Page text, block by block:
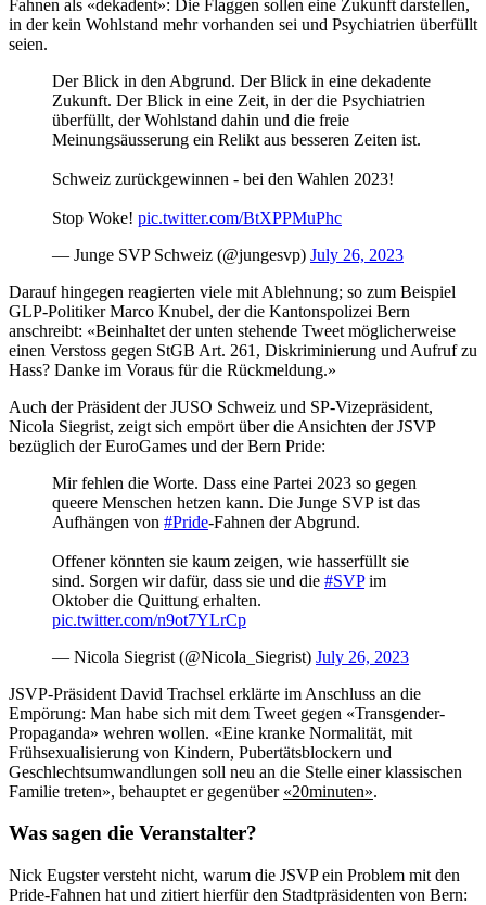
Fahnen als «dekadent»: Die Flaggen sollen eine Zukunft darstellen,
in der kein Wohlstand mehr vorhanden sei und Psychiatrien überfüllt
seien.
Der Blick in den Abgrund. Der Blick in eine dekadente
Zukunft. Der Blick in eine Zeit, in der die Psychiatrien
überfüllt, der Wohlstand dahin und die freie
Meinungsäusserung ein Relikt aus besseren Zeiten ist.
Schweiz zurückgewinnen - bei den Wahlen 2023!
Stop Woke! pic.twitter.com/BtXPPMuPhc
— Junge SVP Schweiz (@jungesvp) July 26, 2023
Darauf hingegen reagierten viele mit Ablehnung; so zum Beispiel
GLP-Politiker Marco Knubel, der die Kantonspolizei Bern
anschreibt: «Beinhaltet der unten stehende Tweet möglicherweise
einen Verstoss gegen StGB Art. 261, Diskriminierung und Aufruf zu
Hass? Danke im Voraus für die Rückmeldung.»
Auch der Präsident der JUSO Schweiz und SP-Vizepräsident,
Nicola Siegrist, zeigt sich empört über die Ansichten der JSVP
bezüglich der EuroGames und der Bern Pride:
Mir fehlen die Worte. Dass eine Partei 2023 so gegen
queere Menschen hetzen kann. Die Junge SVP ist das
Aufhängen von #Pride-Fahnen der Abgrund.
Offener könnten sie kaum zeigen, wie hasserfüllt sie
sind. Sorgen wir dafür, dass sie und die #SVPim
Oktober die Quittung erhalten.
pic.twitter.com/n9ot7YLrCp
— Nicola Siegrist (@Nicola_Siegrist) July 26, 2023
JSVP-Präsident David Trachsel erklärte im Anschluss an die
Empörung: Man habe sich mit dem Tweet gegen «Transgender-
Propaganda» wehren wollen. «Eine kranke Normalität, mit
Frühsexualisierung von Kindern, Pubertätsblockern und
Geschlechtsumwandlungen soll neu an die Stelle einer klassischen
Familie treten», behauptet er gegenüber «20minuten».
Was sagen die Veranstalter?
Nick Eugster versteht nicht, warum die JSVP ein Problem mit den
Pride-Fahnen hat und zitiert hierfür den Stadtpräsidenten von Bern: